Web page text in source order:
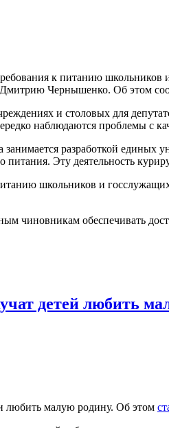
к питанию школьников
Дмитрию Чернышенко. Об этом
и столовых для
наблюдаются проблемы с
разработкой
питания. Эту деятельность
школьников и
чиновникам обеспечивать
детей любить
и любить малую родину. Об этом